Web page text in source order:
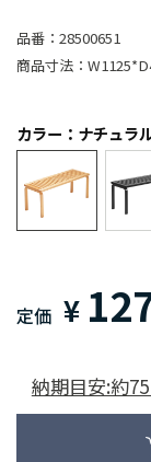
品番： 28500651
商品寸法：
カラー：ナチュラ
定価 ¥
納期目安:約